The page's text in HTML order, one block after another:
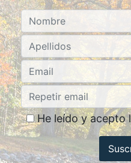
He leído y acepto